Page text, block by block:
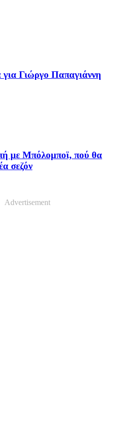
Γιώργο Παπαγιάννη
με Μπόλομποϊ, πού θα
σεζόν
Advertisement